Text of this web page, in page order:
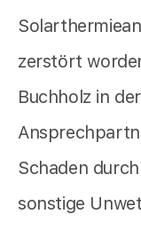
zerstört
Buchholz in
Schaden
sonstige